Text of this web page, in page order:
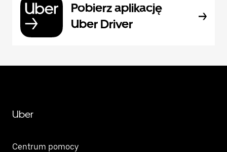
Pobierz aplikację
Uber Driver
Uber
Centrum pomocy